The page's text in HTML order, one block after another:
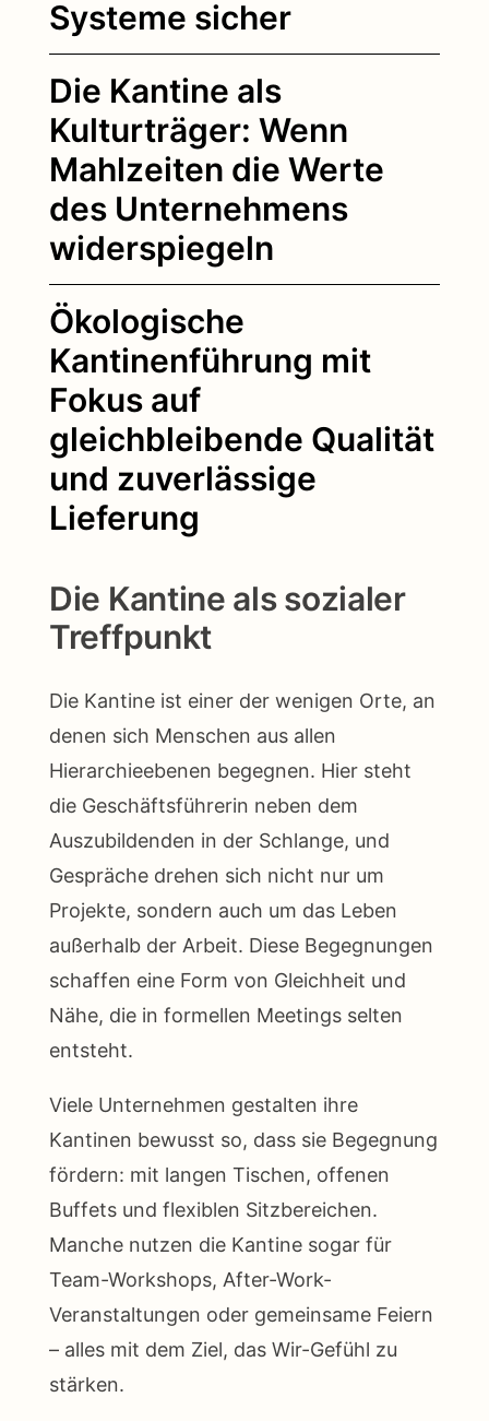
Systeme sicher
Die Kantine als
Kulturträger: Wenn
Mahlzeiten die Werte
des Unternehmens
widerspiegeln
Ökologische
Kantinenführung mit
Fokus auf
gleichbleibende Qualität
und zuverlässige
Lieferung
Die Kantine als sozialer
Treffpunkt
Die Kantine ist einer der wenigen Orte, an
denen sich Menschen aus allen
Hierarchieebenen begegnen. Hier steht
die Geschäftsführerin neben dem
Auszubildenden in der Schlange, und
Gespräche drehen sich nicht nur um
Projekte, sondern auch um das Leben
außerhalb der Arbeit. Diese Begegnungen
schaffen eine Form von Gleichheit und
Nähe, die in formellen Meetings selten
entsteht.
Viele Unternehmen gestalten ihre
Kantinen bewusst so, dass sie Begegnung
fördern: mit langen Tischen, offenen
Buffets und flexiblen Sitzbereichen.
Manche nutzen die Kantine sogar für
Team-Workshops, After-Work-
Veranstaltungen oder gemeinsame Feiern
– alles mit dem Ziel, das Wir-Gefühl zu
stärken.